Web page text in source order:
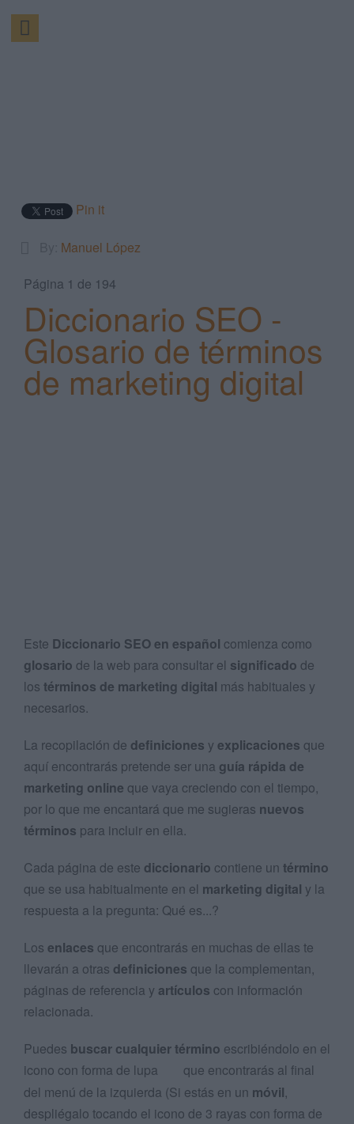
Pin it
Manuel López
Página 1 de 194
Diccionario SEO -
Glosario de términos
de marketing digital
Este Diccionario SEO en español comienza como
glosario de la web para consultar el significado de
los términos de marketing digital más habituales y
necesarios.
La recopilación de definiciones y explicaciones que
aquí encontrarás pretende ser una guía rápida de
marketing online que vaya creciendo con el tiempo,
por lo que me encantará que me sugieras nuevos
términos para incluir en ella.
Cada página de este diccionario contiene un término
que se usa habitualmente en el marketing digital y la
respuesta a la pregunta: Qué es...?
Los enlaces que encontrarás en muchas de ellas te
llevarán a otras definiciones que la complementan,
páginas de referencia y artículos con información
relacionada.
Puedes buscar cualquier término escribiéndolo en el
icono con forma de lupa
que encontrarás al final
del menú de la izquierda (Si estás en un móvil,
despliégalo tocando el icono de 3 rayas con forma de